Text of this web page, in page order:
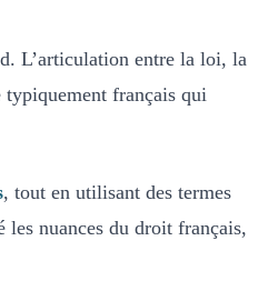
L’articulation entre la loi, la
typiquement français qui
, tout en utilisant des termes
nuances du droit français,